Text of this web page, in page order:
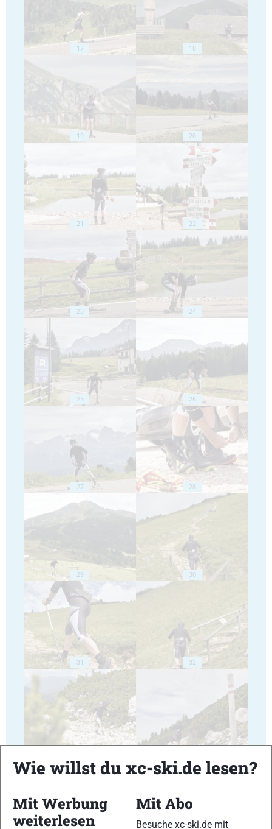
17 18
19 20
21 22
23 24
25 26
27 28
29 30
31 32
Wie willst du xc-ski.de lesen?
Mit Werbung
weiterlesen
Mit Abo
Besuche xc-ski.de mit